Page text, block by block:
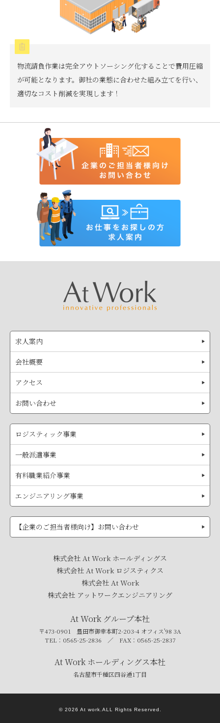
物流請負作業は完全アウトソーシング化することで費用圧縮
が可能となります。御社の業態に合わせた組み立てを行い、
適切なコスト削減を実現します！
求人案内
会社概要
アクセス
お問い合わせ
ロジスティック事業
一般派遣事業
有料職業紹介事業
エンジニアリング事業
【企業のご担当者様向け】お問い合わせ
株式会社 At Work ホールディングス
株式会社 At Work ロジスティクス
株式会社 At Work
株式会社 アットワークエンジニアリング
At Work グループ本社
〒473-0901 豊田市御幸本町2-203-4 オフィス'98 3A
TEL：0565-25-2836 ／ FAX：0565-25-2837
At Work ホールディングス本社
名古屋市千種区四谷通1丁目
© 2026 At work.ALL Rights Reserved.